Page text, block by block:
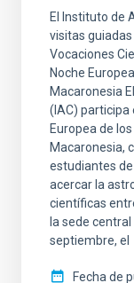
El Instituto de
visitas guiadas
Vocaciones
Noche
Macaronesia
(IAC) participa
Europea de
Macaronesia,
estudiantes
acercar la
científicas
la sede central
septiembre, el
Fecha de